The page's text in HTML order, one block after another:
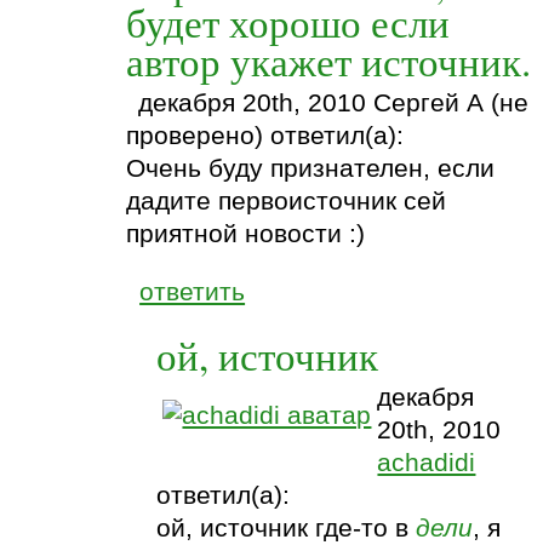
будет хорошо если
автор укажет источник.
декабря 20th, 2010 Сергей А (не
проверено) ответил(а):
Очень буду признателен, если
дадите первоисточник сей
приятной новости :)
ответить
ой, источник
декабря
20th, 2010
achadidi
ответил(а):
ой, источник где-то вдели, я